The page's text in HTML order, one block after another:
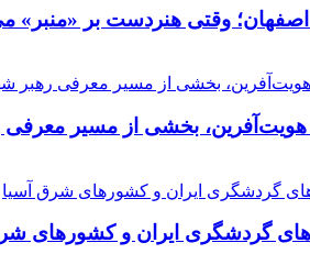
وقتی هنردست بر «منبر»
بخشی از مسیر معرفی
گردشگری ایران و کشورهای